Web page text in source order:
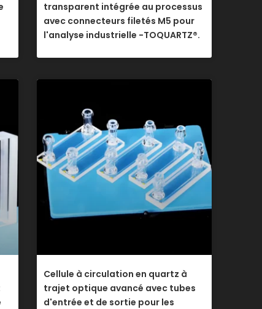
transparent intégrée au processus
avec connecteurs filetés M5 pour
l'analyse industrielle -TOQUARTZ®.
Cellule à circulation en quartz à
trajet optique avancé avec tubes
d'entrée et de sortie pour les